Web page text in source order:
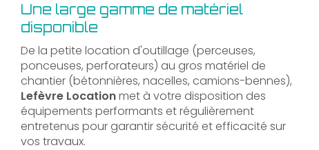
Une large gamme de matériel
disponible
De la petite location d'outillage (perceuses,
ponceuses, perforateurs) au gros matériel de
chantier (bétonnières, nacelles, camions-bennes),
Lefèvre Locationmet à votre disposition des
équipements performants et régulièrement
entretenus pour garantir sécurité et efficacité sur
vos travaux.